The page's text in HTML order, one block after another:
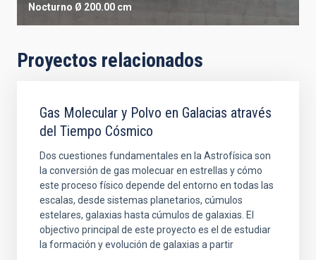
Nocturno Ø 200.00 cm
Proyectos relacionados
Gas Molecular y Polvo en Galacias através
del Tiempo Cósmico
Dos cuestiones fundamentales en la Astrofísica son
la conversión de gas molecuar en estrellas y cómo
este proceso físico depende del entorno en todas las
escalas, desde sistemas planetarios, cúmulos
estelares, galaxias hasta cúmulos de galaxias. El
objectivo principal de este proyecto es el de estudiar
la formación y evolución de galaxias a partir